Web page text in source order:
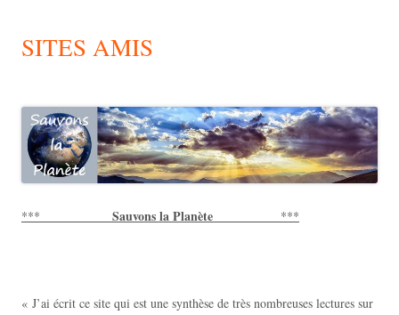
SITES AMIS
*** Sauvons la Planète ***
« J’ai écrit ce site qui est une synthèse de très nombreuses lectures sur